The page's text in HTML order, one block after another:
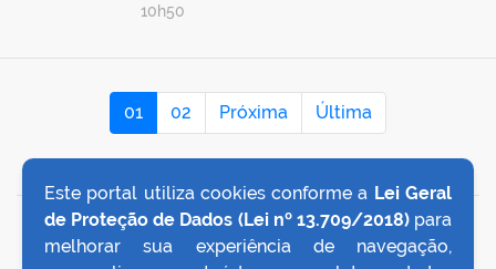
10h50
01 02 Próxima Última
VOLTAR AO TOPO
Este portal utiliza cookies conforme a Lei Geral
de Proteção de Dados (Lei nº 13.709/2018)para
melhorar sua experiência de navegação,